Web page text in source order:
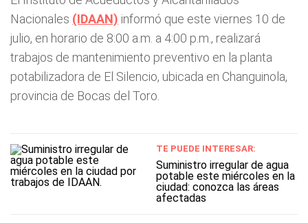
Nacionales (IDAAN) informó que este viernes 10 de
julio, en horario de 8:00 a.m. a 4:00 p.m., realizará
trabajos de mantenimiento preventivo en la planta
potabilizadora de El Silencio, ubicada en Changuinola,
provincia de Bocas del Toro.
TE PUEDE INTERESAR:
Suministro irregular de agua
potable este miércoles en la
ciudad: conozca las áreas
afectadas